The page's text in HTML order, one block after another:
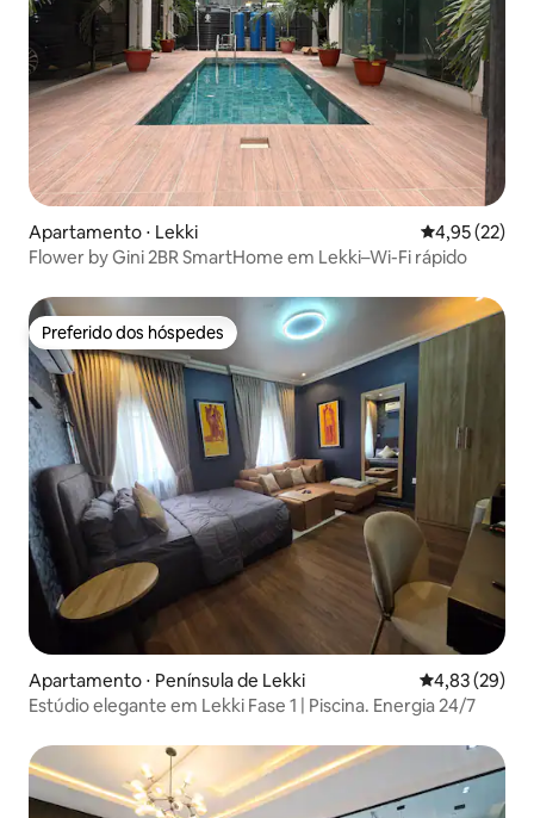
Apartamento ⋅ Lekki 4,95 de uma
4,95 (22)
Flower by Gini 2BR SmartHome em Lekki–Wi-Fi rápido
Preferido dos hóspedes
Preferido dos hóspedes
Apartamento ⋅ Península de Lekki 4,83 de uma
4,83 (29)
Estúdio elegante em Lekki Fase 1 | Piscina. Energia 24/7